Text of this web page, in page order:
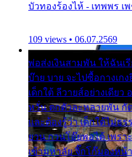
บัวทองร้องไห้ - เทพพร เ
109 views • 06.07.2569
พ่อส่งเงินสามพัน ให้ฉันเ
บ๊าย บาย จะไปซื้อกางเก
เด็กใต้ ลีวายส์อย่างเดียว
หวั่น ตกตัวละหลายพัน กั
และต้องรู้ว่า เด็กใต้ไม่ธ
ยวน กวนโอ๊ยพอได้ เพรา
เข้ามหาลัย จิ๊กโก๊มองหน้